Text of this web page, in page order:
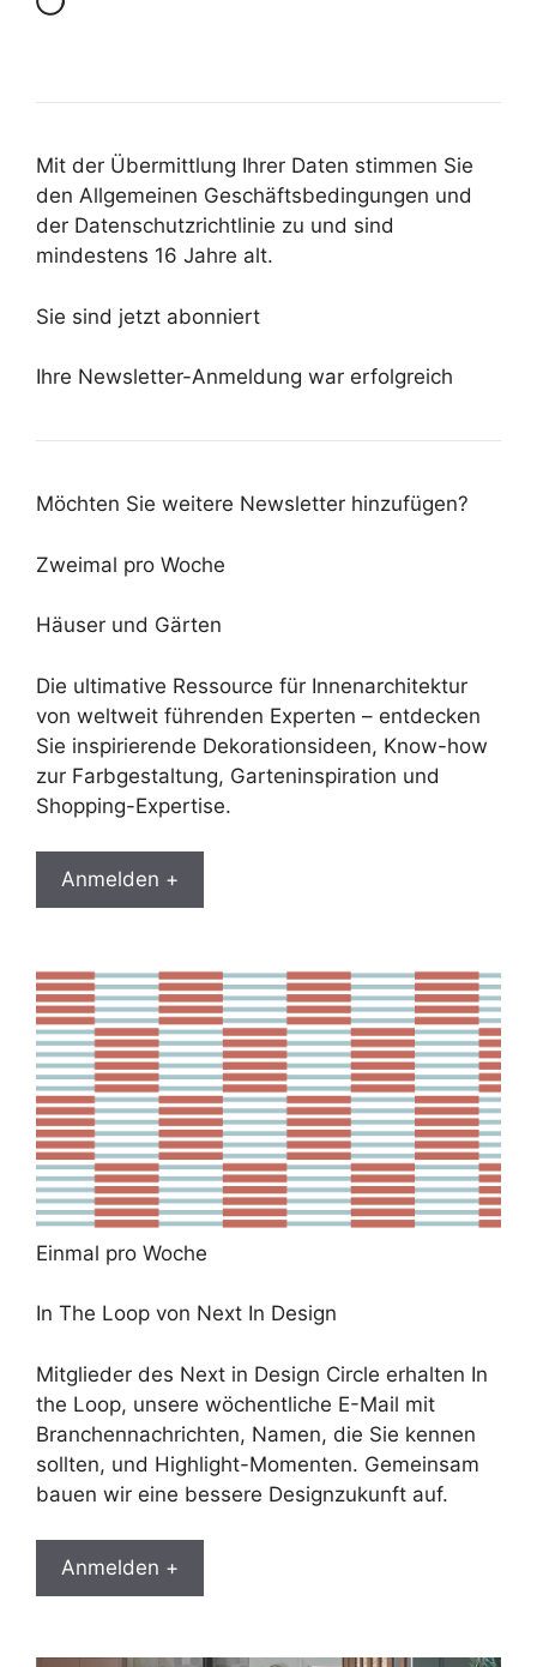
Mit der Übermittlung Ihrer Daten stimmen Sie
den Allgemeinen Geschäftsbedingungen und
der Datenschutzrichtlinie zu und sind
mindestens 16 Jahre alt.
Sie sind jetzt abonniert
Ihre Newsletter-Anmeldung war erfolgreich
Möchten Sie weitere Newsletter hinzufügen?
Zweimal pro Woche
Häuser und Gärten
Die ultimative Ressource für Innenarchitektur
von weltweit führenden Experten – entdecken
Sie inspirierende Dekorationsideen, Know-how
zur Farbgestaltung, Garteninspiration und
Shopping-Expertise.
Anmelden +
Einmal pro Woche
In The Loop von Next In Design
Mitglieder des Next in Design Circle erhalten In
the Loop, unsere wöchentliche E-Mail mit
Branchennachrichten, Namen, die Sie kennen
sollten, und Highlight-Momenten. Gemeinsam
bauen wir eine bessere Designzukunft auf.
Anmelden +